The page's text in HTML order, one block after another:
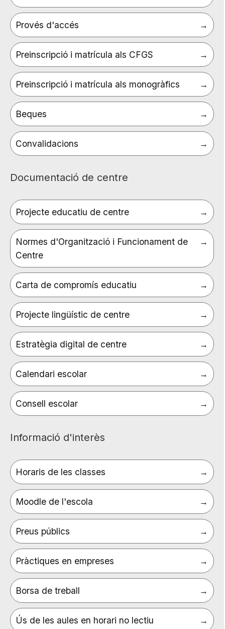
Provés d'accés
Preinscripció i matrícula als CFGS
Preinscripció i matrícula als monogràfics
Beques
Convalidacions
Documentació de centre
Projecte educatiu de centre
Normes d'Organització i Funcionament de
Centre
Carta de compromís educatiu
Projecte lingüístic de centre
Estratègia digital de centre
Calendari escolar
Consell escolar
Informació d'interès
Horaris de les classes
Moodle de l'escola
Preus públics
Pràctiques en empreses
Borsa de treball
Ús de les aules en horari no lectiu